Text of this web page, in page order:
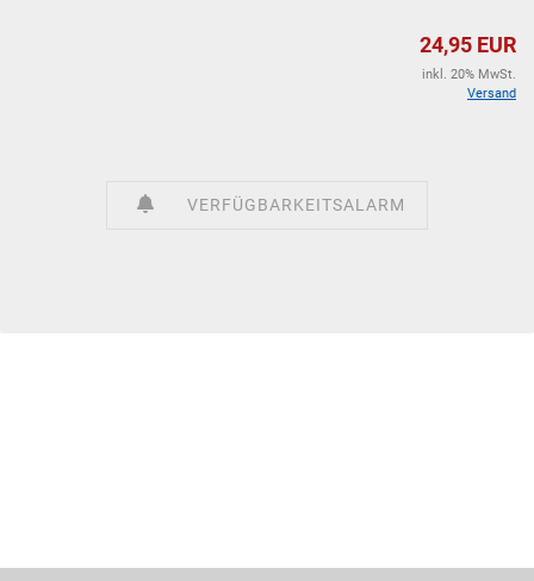
24,95 EUR
inkl. 20% MwSt.
Versand
VERFÜGBARKEITSALARM